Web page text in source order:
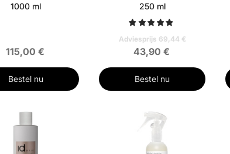
1000 ml
115,00 €
Bestel nu
250 ml
Adviesprijs 69,44 €
43,90 €
Bestel nu